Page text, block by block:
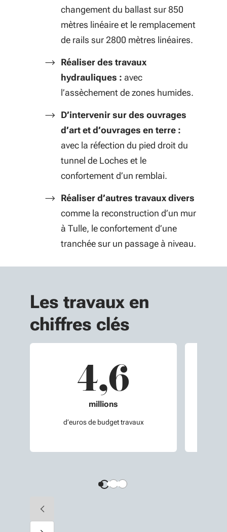
changement du ballast sur 850
mètres linéaire et le remplacement
de rails sur 2800 mètres linéaires.
Réaliser des travaux
hydrauliques : avec
l’assèchement de zones humides.
D’intervenir sur des ouvrages
d’art et d’ouvrages en terre :
avec la réfection du pied droit du
tunnel de Loches et le
confortement d’un remblai.
Réaliser d’autres travaux divers
comme la reconstruction d’un mur
à Tulle, le confortement d’une
tranchée sur un passage à niveau.
Les travaux en
chiffres clés
Diapositive précédente
4,6
millions
d’euros de budget travaux